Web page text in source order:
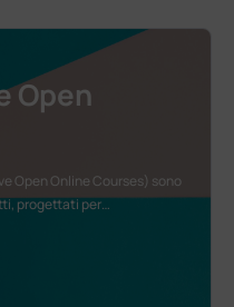
Open
Open Online Courses) sono
progettati per…